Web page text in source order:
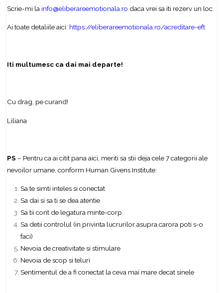
Scrie-mi la info@eliberareemotionala.ro daca vrei sa iti rezerv un loc.
Ai toate detaliile aici: https://eliberareemotionala.ro/acreditare-eft
Iti multumesc ca dai mai departe!
Cu drag, pe curand!
Liliana
PS – Pentru ca ai citit pana aici, meriti sa stii deja cele 7 categorii ale
nevoilor umane, conform Human Givens Institute:
Sa te simti inteles si conectat
Sa dai si sa ti se dea atentie
Sa tii cont de legatura minte-corp
Sa detii controlul (in privinta lucrurilor asupra carora poti s-o
faci)
Nevoia de creativitate si stimulare
Nevoia de scop si teluri
Sentimentul de a fi conectat la ceva mai mare decat sinele